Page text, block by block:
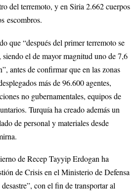
del terremoto, y en Siria 2.662 cuerpos
escombros.
que “después del primer terremoto se
el de mayor magnitud uno de 7,6
antes de confirmar que en las zonas
más de 96.600 agentes,
no gubernamentales, equipos de
Turquía ha creado además un
de personal y materiales desde
de Recep Tayyip Erdogan ha
de Crisis en el Ministerio de Defensa
con el fin de transportar al